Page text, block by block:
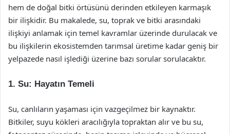
hem de doğal bitki örtüsünü derinden etkileyen karmaşık
bir ilişkidir. Bu makalede, su, toprak ve bitki arasındaki
ilişkiyi anlamak için temel kavramlar üzerinde durulacak ve
bu ilişkilerin ekosistemden tarımsal üretime kadar geniş bir
yelpazede nasıl işlediği üzerine bazı sorular sorulacaktır.
1. Su: Hayatın Temeli
Su, canlıların yaşaması için vazgeçilmez bir kaynaktır.
Bitkiler, suyu kökleri aracılığıyla topraktan alır ve bu su,